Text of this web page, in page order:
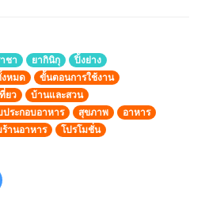
ชา ยากินิกุ ปิ้งย่าง
งหมด
ขั้นตอนการใช้งาน
ยว
บ้านและสวน
ระกอบอาหาร สุขภาพ
อาหาร
านอาหาร โปรโมชั่น